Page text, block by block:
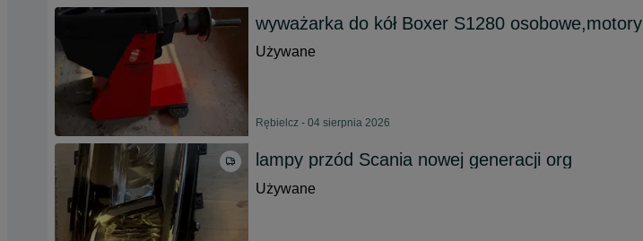
wyważarka do kół Boxer S1280 osobowe,motory
Używane
Rębielcz - 04 sierpnia 2026
lampy przód Scania nowej generacji org
Używane